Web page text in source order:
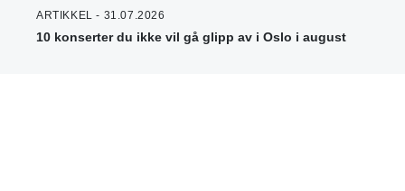
ARTIKKEL - 31.07.2026
10 konserter du ikke vil gå glipp av i Oslo i august